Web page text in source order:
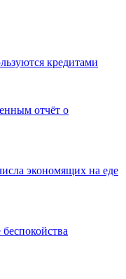
кредитами
отчёт о
экономящих на еде